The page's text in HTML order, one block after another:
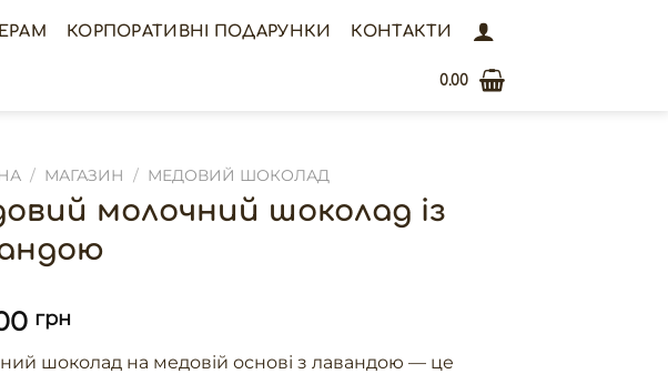
КОРПОРАТИВНІ ПОДАРУНКИ КОНТАКТИ
0.00
/ МАГАЗИН / МЕДОВИЙ ШОКОЛАД
молочний шоколад із
грн
шоколад на медовій основі з лавандою — це